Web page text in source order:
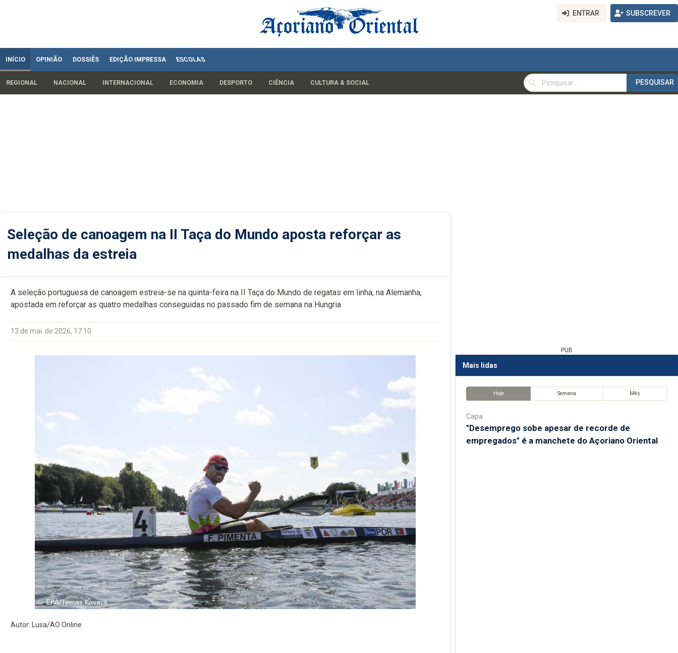
ENTRAR SUBSCREVER
INÍCIO OPINIÃO DOSSIÊS EDIÇÃO IMPRESSA ESCOLAS
REGIONAL NACIONAL INTERNACIONAL ECONOMIA DESPORTO CIÊNCIA CULTURA & SOCIAL
PESQUISAR
PESQUISAR
Seleção de canoagem na II Taça do Mundo aposta reforçar as
medalhas da estreia
A seleção portuguesa de canoagem estreia-se na quinta-feira na II Taça do Mundo de regatas em linha, na Alemanha,
apostada em reforçar as quatro medalhas conseguidas no passado fim de semana na Hungria
13 de mai. de 2026, 17:10
Autor: Lusa/AO Online
PUB
Mais lidas
Hoje Semana Mês
Capa
"Desemprego sobe apesar de recorde de
empregados" é a manchete do Açoriano Oriental